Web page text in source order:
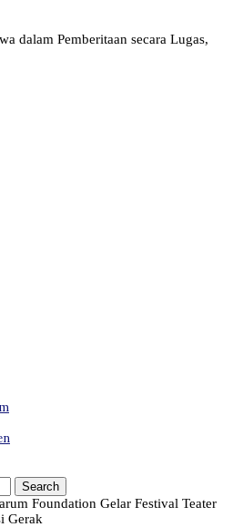
dalam Pemberitaan secara Lugas,
Foundation Gelar Festival Teater
Gerak